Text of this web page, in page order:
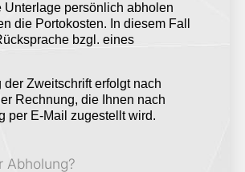
Unterlage persönlich abholen
die Portokosten. In diesem Fall
bzgl. eines
der Zweitschrift erfolgt nach
Rechnung, die Ihnen nach
per E-Mail zugestellt wird.
Abholung?